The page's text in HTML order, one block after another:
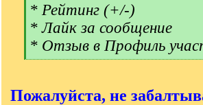
[
]
* Рейтинг (+/-)
* Лайк за сообщение
* Отзыв в Профиль
[
]
Пожалуйста, не